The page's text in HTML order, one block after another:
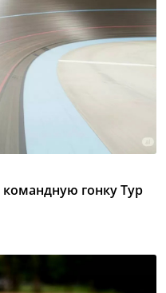
командную гонку Тур